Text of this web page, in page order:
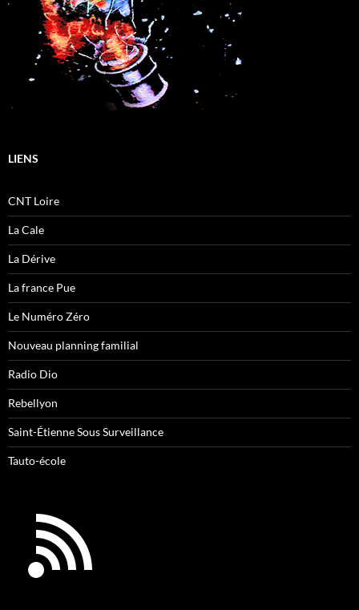
LIENS
CNT Loire
La Cale
La Dérive
La france Pue
Le Numéro Zéro
Nouveau planning familial
Radio Dio
Rebellyon
Saint-Étienne Sous Surveillance
Tauto-école